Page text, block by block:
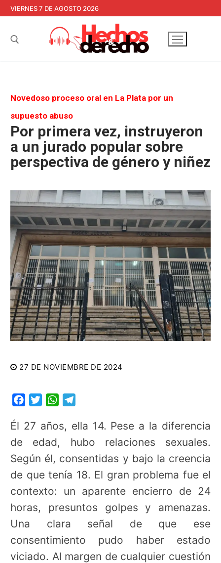
contenido
VIERNES 7 DE AGOSTO 2026
Novedoso proceso oral en La Plata por un
supuesto abuso
Por primera vez, instruyeron
a un jurado popular sobre
perspectiva de género y niñez
27 DE NOVIEMBRE DE 2024
FacebookTwitterWhatsApp
Él 27 años, ella 14. Pese a la diferencia
de edad, hubo relaciones sexuales.
Según él, consentidas y bajo la creencia
de que tenía 18. El gran problema fue el
contexto: un aparente encierro de 24
horas, presuntos golpes y amenazas.
Una clara señal de que ese
consentimiento pudo haber estado
viciado. Al margen de cualquier cuestión